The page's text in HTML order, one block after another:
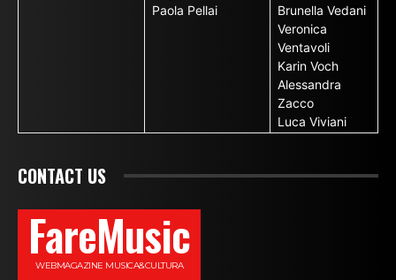
Paola Pellai
Brunella Vedani
Veronica
Ventavoli
Karin Voch
Alessandra
Zacco
Luca Viviani
CONTACT US
FareMusic
WEBMAGAZINE MUSICA&CULTURA